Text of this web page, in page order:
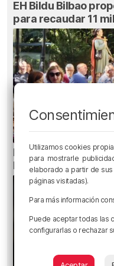
EH Bildu Bilbao
para recaudar 11
Bilbao celebra San
la Misericordia
Utilizamos cookies
para mostrarle
elaborado a partir de
páginas visitadas).
Para más información
Puede aceptar todas las
configurarlas o rechazar